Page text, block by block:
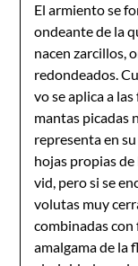
El armiento se
ondeante de la
nacen zarcillos,
redondeados.
vo se aplica a
mantas picadas
representa en
hojas propias de
vid, pero si se
volutas muy
combinadas con
amalgama de la